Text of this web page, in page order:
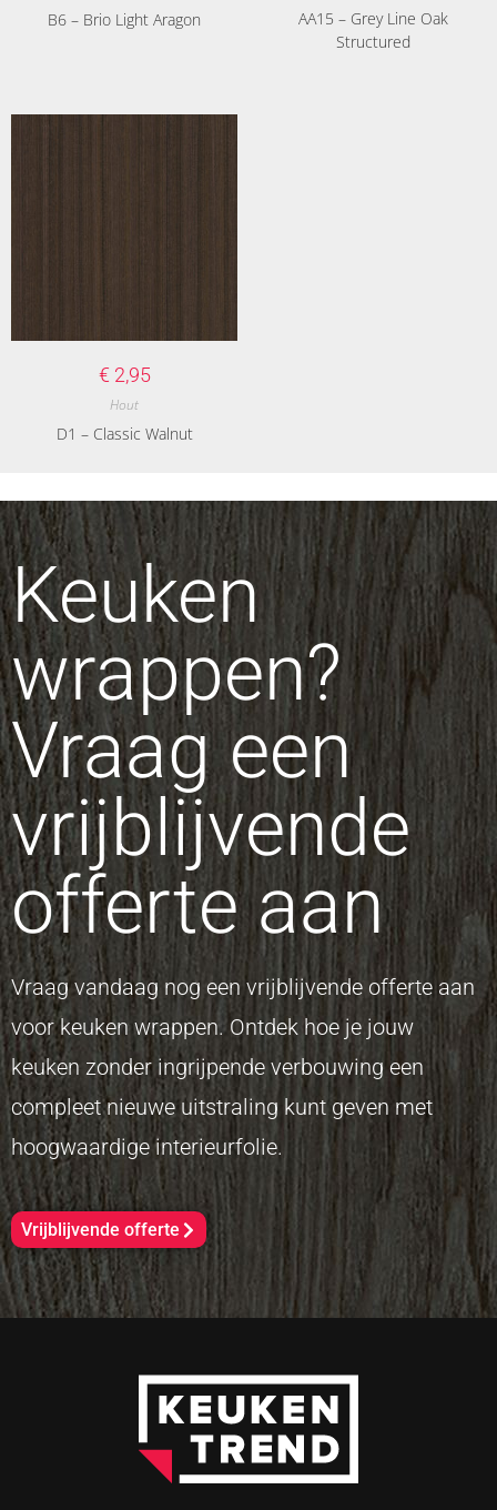
B6 – Brio Light Aragon
AA15 – Grey Line Oak
Structured
€ 2,95
Hout
D1 – Classic Walnut
Keuken
wrappen?
Vraag een
vrijblijvende
offerte aan
Vraag vandaag nog een vrijblijvende offerte aan
voor keuken wrappen. Ontdek hoe je jouw
keuken zonder ingrijpende verbouwing een
compleet nieuwe uitstraling kunt geven met
hoogwaardige interieurfolie.
Vrijblijvende offerte